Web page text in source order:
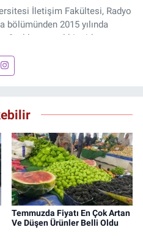
İletişim Fakültesi, Radyo
bölümünden 2015 yılında
3 yıl kurumsal bir şirkette
internet haber sitesinde
ve içerik üretiyorum.
Temmuzda Fiyatı En Çok Artan
Ve Düşen Ürünler Belli Oldu